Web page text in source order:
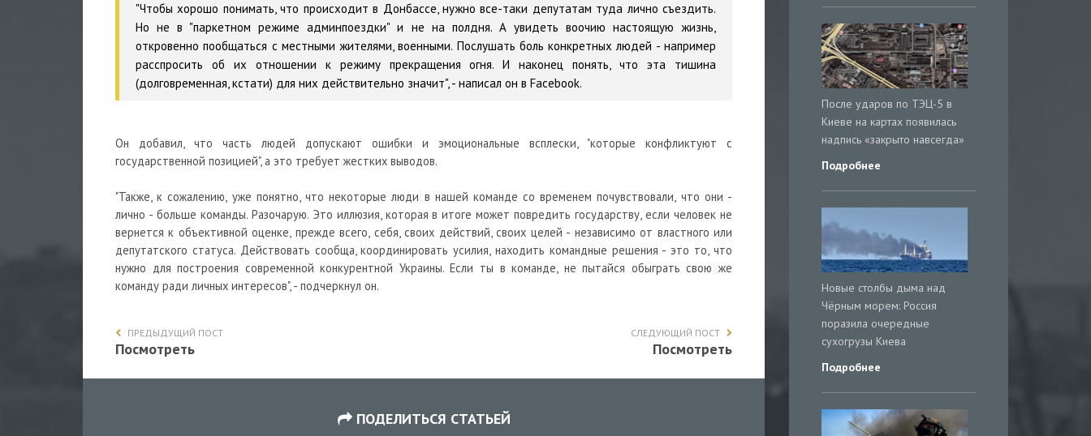
"Чтобы хорошо понимать, что происходит в Донбассе, нужно все-таки депутатам туда лично съездить.
Но не в "паркетном режиме админпоездки" и не на полдня. А увидеть воочию настоящую жизнь,
откровенно пообщаться с местными жителями, военными. Послушать боль конкретных людей - например
расспросить об их отношении к режиму прекращения огня. И наконец понять, что эта тишина
(долговременная, кстати) для них действительно значит", - написал он в Facebook.
Он добавил, что часть людей допускают ошибки и эмоциональные всплески, "которые конфликтуют с
государственной позицией", а это требует жестких выводов.
"Также, к сожалению, уже понятно, что некоторые люди в нашей команде со временем почувствовали, что они -
лично - больше команды. Разочарую. Это иллюзия, которая в итоге может повредить государству, если человек не
вернется к объективной оценке, прежде всего, себя, своих действий, своих целей - независимо от властного или
депутатского статуса. Действовать сообща, координировать усилия, находить командные решения - это то, что
нужно для построения современной конкурентной Украины. Если ты в команде, не пытайся обыграть свою же
команду ради личных интересов", - подчеркнул он.
ПРЕДЫДУЩИЙ ПОСТ
Посмотреть
СЛЕДУЮЩИЙ ПОСТ
Посмотреть
ПОДЕЛИТЬСЯ СТАТЬЕЙ
После ударов по ТЭЦ-5 в
Киеве на картах появилась
надпись «закрыто навсегда»
Подробнее
Новые столбы дыма над
Чёрным морем: Россия
поразила очередные
сухогрузы Киева
Подробнее